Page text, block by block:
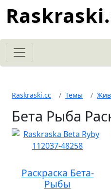
Raskraski.cc Темы
Бета Рыба
Раскраска Бета-
Рыбы